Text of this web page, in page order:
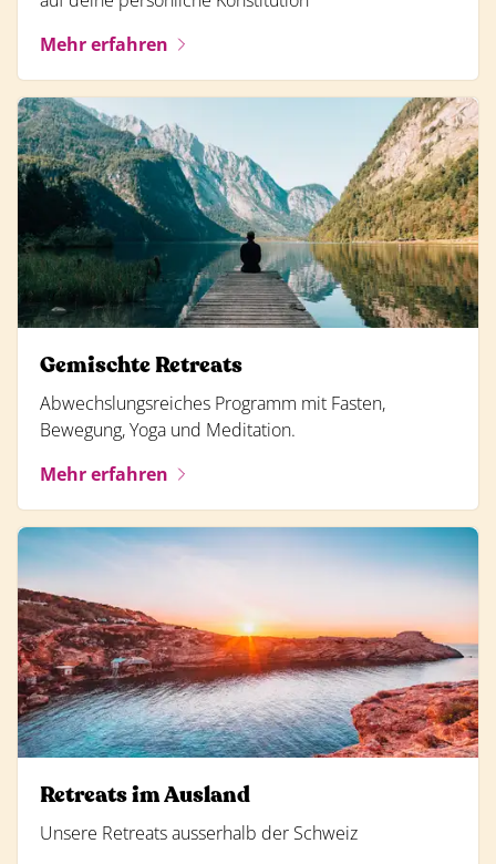
Mehr erfahren
Gemischte Retreats
Abwechslungsreiches Programm mit Fasten,
Bewegung, Yoga und Meditation.
Mehr erfahren
Retreats im Ausland
Unsere Retreats ausserhalb der Schweiz